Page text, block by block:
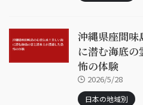
沖縄県座間味
に潜む海底
怖の体験
2026/5/28
日本の地域別